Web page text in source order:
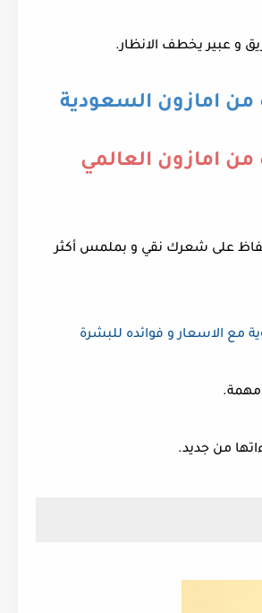
و عبير يخطف الانظار.
امازون السعودية
امازون العالمي
على شعرك نقي و بملمس أكثر
مع الاسعار و فوائده للبشرة
مهمة.
من جديد.